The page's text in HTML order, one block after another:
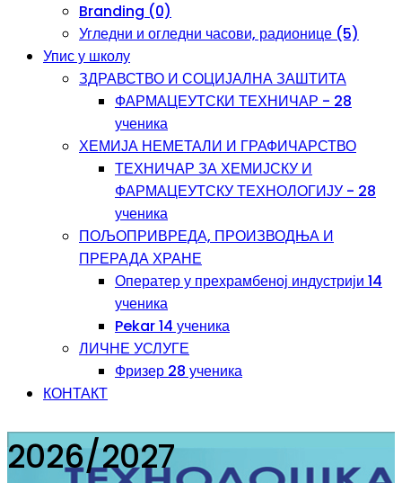
Branding (0)
Угледни и огледни часови, радионице (5)
Упис у школу
ЗДРАВСТВО И СОЦИЈАЛНА ЗАШТИТА
ФАРМАЦЕУТСКИ ТЕХНИЧАР - 28
ученика
ХЕМИЈА НЕМЕТАЛИ И ГРАФИЧАРСТВО
ТЕХНИЧАР ЗА ХЕМИЈСКУ И
ФАРМАЦЕУТСКУ ТЕХНОЛОГИЈУ - 28
ученика
ПОЉОПРИВРЕДА, ПРОИЗВОДЊА И
ПРЕРАДА ХРАНЕ
Оператер у прехрамбеној индустрији 14
ученика
Pekar 14 ученика
ЛИЧНЕ УСЛУГЕ
Фризер 28 ученика
КОНТАКТ
2026/2027